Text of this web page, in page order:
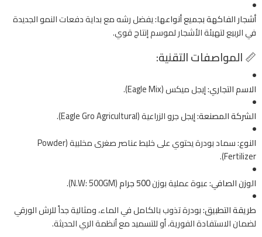
أشجار الفاكهة بجميع أنواعها:يفضل رشه مع بداية دفعات النمو الجديدة
في الربيع لتهيئة الأشجار لموسم إنتاج قوي.
📏 المواصفات التقنية:
الاسم التجاري:إيجل ميكس (Eagle Mix).
الشركة المصنعة:إيجل جرو الزراعية (Eagle Gro Agricultural).
النوع:
سماد بودرة يحتوي على خليط عناصر صغرى مخلبية (Powder
Fertilizer).
الوزن الصافي:عبوة عملية بوزن500 جرام
(N.W: 500GM).
طريقة التطبيق:بودرة تذوب بالكامل في الماء، ومثالية جداً للرش الورقي
لضمان الاستفادة الفورية، أو للتسميد مع أنظمة الري الحديثة.